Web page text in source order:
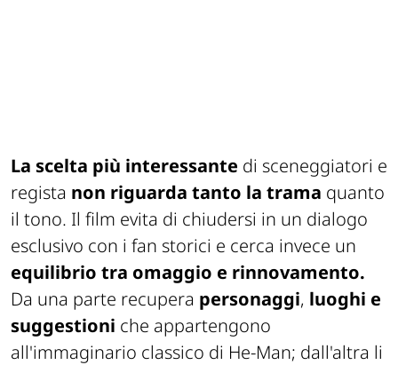
La scelta più interessante di sceneggiatori e
regista non riguarda tanto la trama quanto
il tono. Il film evita di chiudersi in un dialogo
esclusivo con i fan storici e cerca invece un
equilibrio tra omaggio e rinnovamento.
Da una parte recupera personaggi, luoghi e
suggestioni che appartengono
all'immaginario classico di He-Man; dall'altra li